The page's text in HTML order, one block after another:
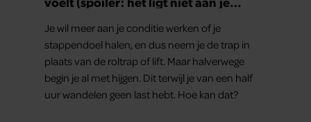
Je wil meer aan je conditie werken of je
stappendoel halen, en dus neem je de trap in
plaats van de roltrap of lift. Maar halverwege
begin je al met hijgen. Dit terwijl je van een half
uur wandelen geen last hebt. Hoe kan dat?